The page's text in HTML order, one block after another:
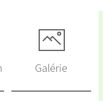
Galérie